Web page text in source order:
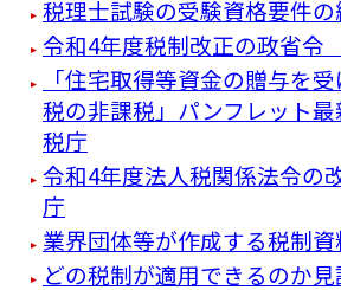
税理士試験の受験資格要件
令和4年度税制改正の政省
「住宅取得等資金の贈与を
税の非課税」パンフレット
税庁
令和4年度法人税関係法令
庁
業界団体等が作成する税制資
どの税制が適用できるのか